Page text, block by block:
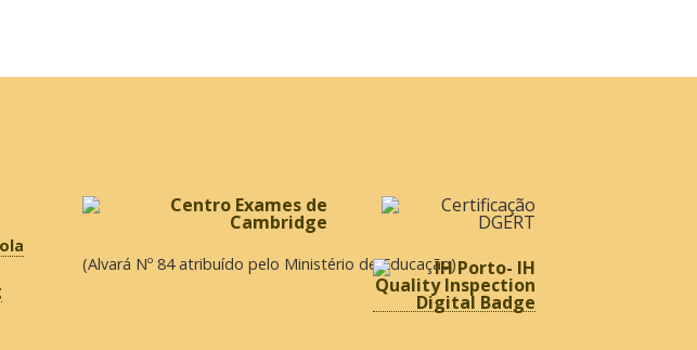
(Alvará Nº 84 atribuído pelo Ministério de Educação)